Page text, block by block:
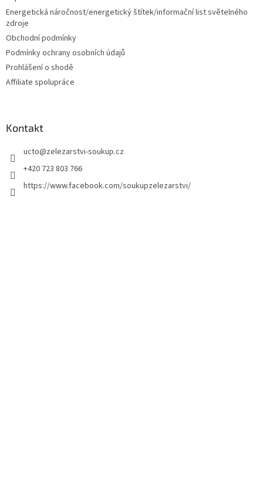
Energetická náročnost/energetický štítek/informační list světelného
zdroje
Obchodní podmínky
Podmínky ochrany osobních údajů
Prohlášení o shodě
Affiliate spolupráce
Kontakt
ucto@zelezarstvi-soukup.cz
+420 723 803 766
https://www.facebook.com/soukupzelezarstvi/